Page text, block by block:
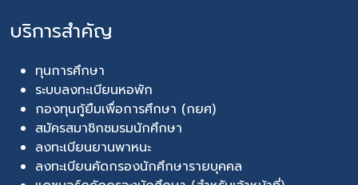
บริการสำคัญ
ทุนการศึกษา
ระบบลงทะเบียนหอพัก
กองทุนกู้ยืมเพื่อการศึกษา (กยศ)
สมัครสมาชิกชมรมนักศึกษา
ลงทะเบียนยานพาหนะ
ลงทะเบียนคัดกรองนักศึกษารายบุคคล